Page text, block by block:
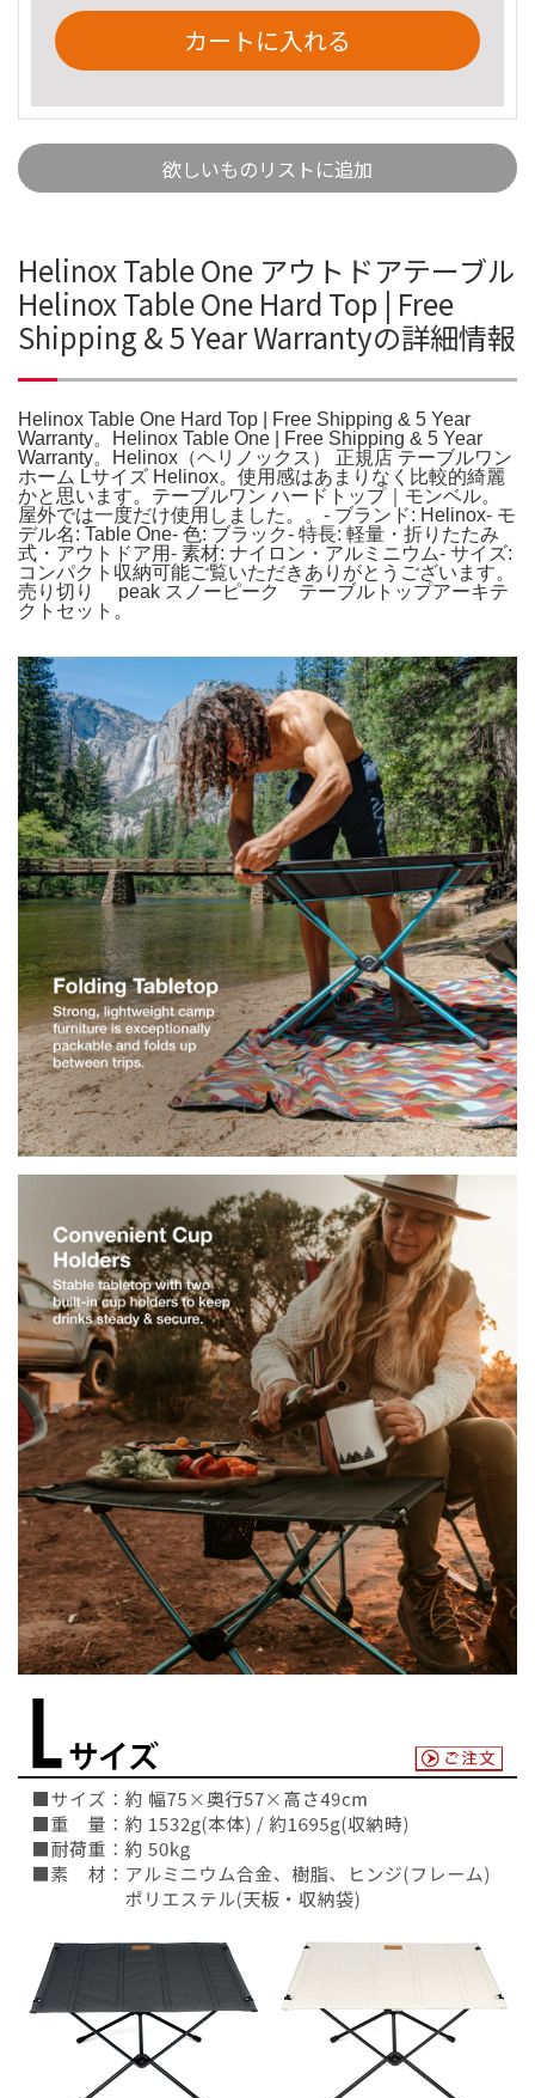
カートに入れる
欲しいものリストに追加
Helinox Table One アウトドアテーブル
Helinox Table One Hard Top | Free
Shipping & 5 Year Warrantyの詳細情報
Helinox Table One Hard Top | Free Shipping & 5 Year
Warranty。Helinox Table One | Free Shipping & 5 Year
Warranty。Helinox（ヘリノックス） 正規店 テーブルワン
ホーム Lサイズ Helinox。使用感はあまりなく比較的綺麗
かと思います。テーブルワン ハードトップ｜モンベル。
屋外では一度だけ使用しました。。- ブランド: Helinox- モ
デル名: Table One- 色: ブラック- 特長: 軽量・折りたたみ
式・アウトドア用- 素材: ナイロン・アルミニウム- サイズ:
コンパクト収納可能ご覧いただきありがとうございます。
売り切り peak スノーピーク テーブルトップアーキテ
クトセット。